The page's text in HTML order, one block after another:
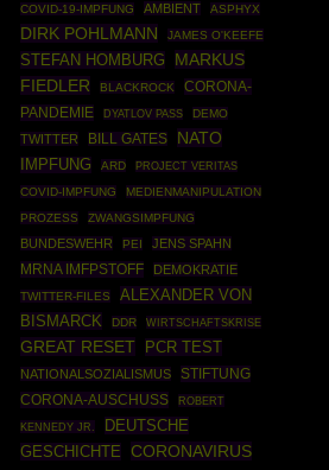
COVID-19-IMPFUNG
AMBIENT ASPHYX
DIRK POHLMANN JAMES O'KEEFE
STEFAN HOMBURG
MARKUS
FIEDLER
BLACKROCK
CORONA-
PANDEMIE
DYATLOV PASS DEMO
TWITTER BILL GATES NATO
IMPFUNG ARD PROJECT VERITAS
COVID-IMPFUNG
MEDIENMANIPULATION
PROZESS
ZWANGSIMPFUNG
BUNDESWEHR PEI JENS SPAHN
MRNA IMFPSTOFF DEMOKRATIE
TWITTER-FILES
ALEXANDER VON
BISMARCK
DDR WIRTSCHAFTSKRISE
GREAT RESET PCR TEST
NATIONALSOZIALISMUS
STIFTUNG
CORONA-AUSCHUSS
ROBERT
KENNEDY JR.
DEUTSCHE
GESCHICHTE
CORONAVIRUS